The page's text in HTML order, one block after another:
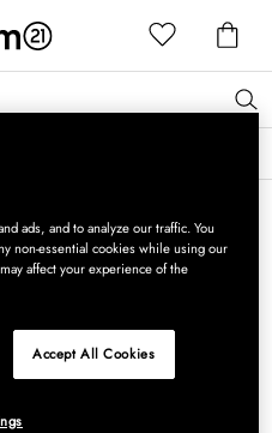
→
ads, and to analyze our traffic. You
non-essential cookies while using our
affect your experience of the
Accept All Cookies